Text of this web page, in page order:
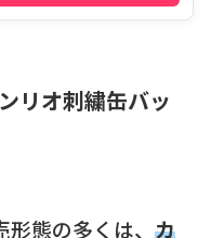
リオ刺繍缶バッ
態の多くは、 カ